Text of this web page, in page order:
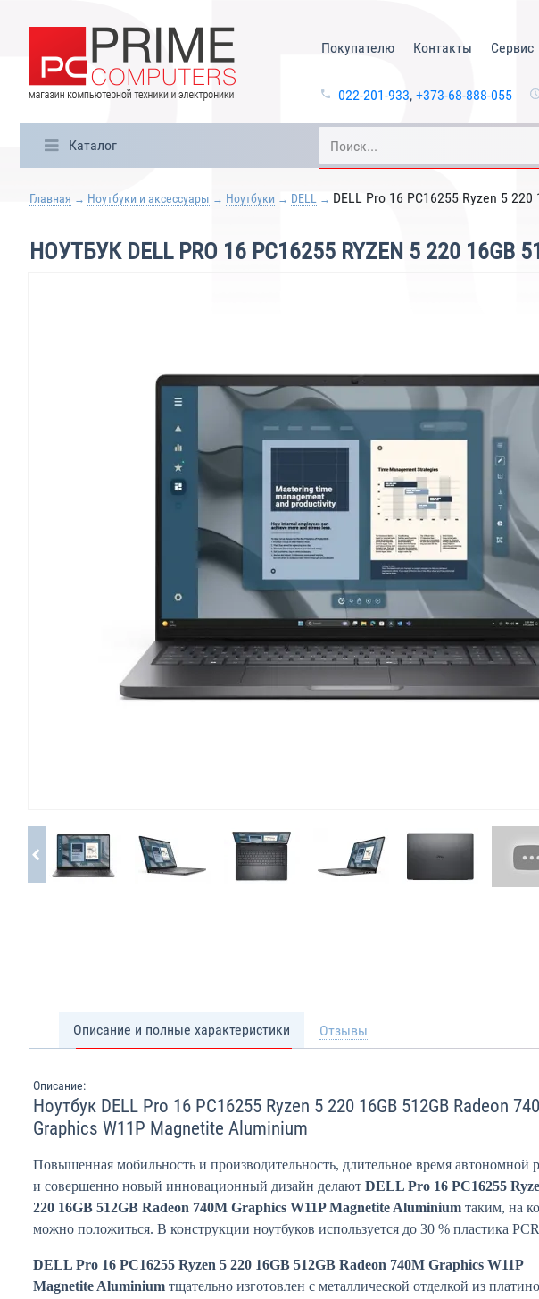
Покупателю Контакты Сервис
022-201-933, +373-68-888-055
Каталог
Главная Ноутбуки и аксессуары Ноутбуки DELL DELL Pro 16 PC16255 Ryzen 5
НОУТБУК DELL PRO 16 PC16255 RYZEN 5 220 16GB
Описание и полные характеристики Отзывы
Описание:
Ноутбук DELL Pro 16 PC16255 Ryzen 5 220 16GB 512GB Radeon
Graphics W11P Magnetite Aluminium
Повышенная мобильность и производительность, длительное время автономной
и совершенно новый инновационный дизайн делают DELL Pro 16 PC16255
220 16GB 512GB Radeon 740M Graphics W11P Magnetite Aluminium таким, на
можно положиться. В конструкции ноутбуков используется до 30 % пластика
DELL Pro 16 PC16255 Ryzen 5 220 16GB 512GB Radeon 740M Graphics W11P
Magnetite Aluminium тщательно изготовлен с металлической отделкой из